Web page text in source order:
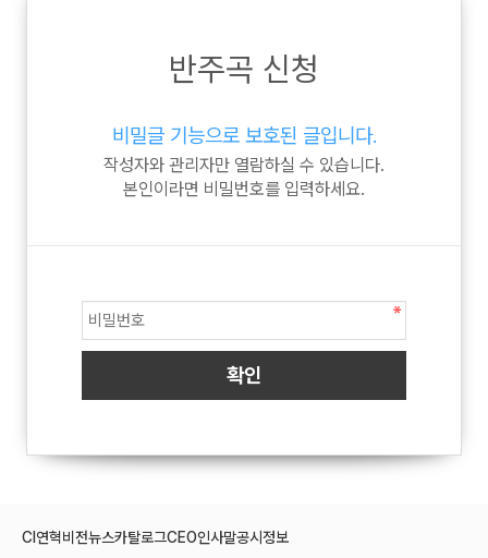
반주곡 신청
비밀글 기능으로 보호된 글입니다.
작성자와 관리자만 열람하실 수 있습니다.
본인이라면 비밀번호를 입력하세요.
CI 연혁비전뉴스카탈로그CEO인사말공시정보